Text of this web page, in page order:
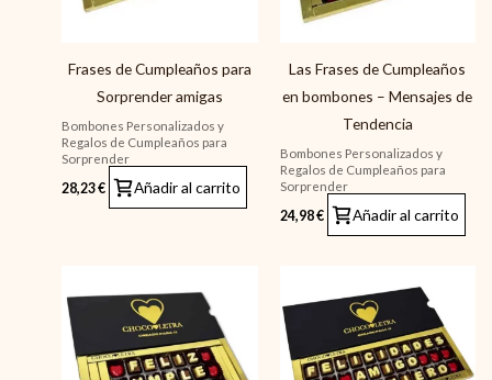
Frases de Cumpleaños para
Sorprender amigas
Bombones Personalizados y
Regalos de Cumpleaños para
Sorprender
28,23€ Añadir al carrito
Las Frases de Cumpleaños
en bombones – Mensajes de
Tendencia
Bombones Personalizados y
Regalos de Cumpleaños para
Sorprender
24,98€ Añadir al carrito